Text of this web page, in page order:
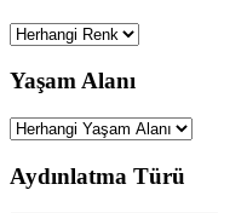
Yaşam Alanı
Aydınlatma Türü